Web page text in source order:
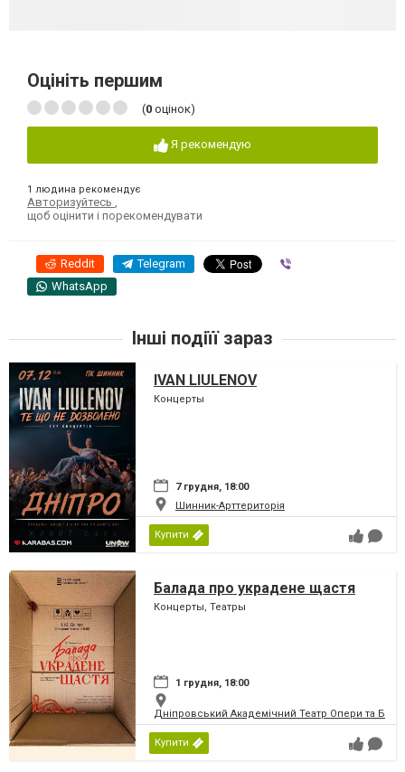
Оцініть першим
(0 оцінок)
Я рекомендую
1 людина рекомендує
Авторизуйтесь
щоб оцінити і порекомендувати
Reddit Telegram
WhatsApp
Інші подіїї зараз
IVAN LIULENOV
Концерты
7 грудня, 18:00
Шинник-Арттериторія
Купити
Балада про украдене щастя
Концерты, Театры
1 грудня, 18:00
Дніпровський Академічний Театр Опери та
Купити